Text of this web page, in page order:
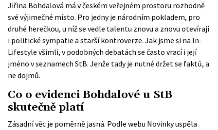
Jiřina Bohdalová má v českém veřejném prostoru rozhodně
své výjimečné místo. Pro jedny je národním pokladem, pro
druhé herečkou, u níž se vedle talentu znovu a znovu otevírají
i politické sympatie a starší kontroverze. Jak jsme si na In-
Lifestyle všimli, v podobných debatách se často vrací i její
jméno v seznamech StB. Jenže tady je nutné držet se faktů, a
ne dojmů.
Co o evidenci Bohdalové u StB
skutečně platí
Zásadní věc je poměrně jasná. Podle webu Novinkyuspěla